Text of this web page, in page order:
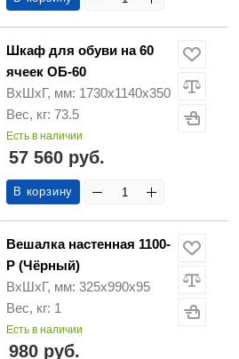
Шкаф для обуви на 60
ячеек ОБ-60
ВхШхГ, мм: 1730х1140х350
Вес, кг: 73.5
Есть в наличии
57 560 руб.
В корзину
Вешалка настенная 1100-
Р (Чёрный)
ВхШхГ, мм: 325х990х95
Вес, кг: 1
Есть в наличии
980 руб.